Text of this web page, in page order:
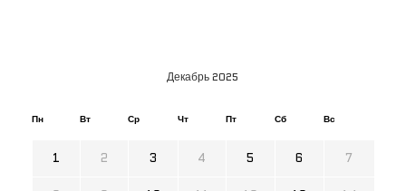
Декабрь 2025
Пн Вт Ср Чт Пт Сб Вс
1 2 3 4 5 6 7